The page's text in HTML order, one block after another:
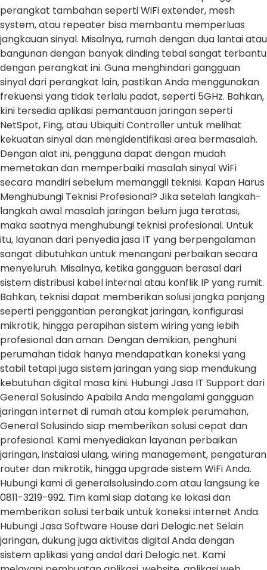
perangkat tambahan seperti WiFi extender, mesh
system, atau repeater bisa membantu memperluas
jangkauan sinyal. Misalnya, rumah dengan dua lantai atau
bangunan dengan banyak dinding tebal sangat terbantu
dengan perangkat ini. Guna menghindari gangguan
sinyal dari perangkat lain, pastikan Anda menggunakan
frekuensi yang tidak terlalu padat, seperti 5GHz. Bahkan,
kini tersedia aplikasi pemantauan jaringan seperti
NetSpot, Fing, atau Ubiquiti Controller untuk melihat
kekuatan sinyal dan mengidentifikasi area bermasalah.
Dengan alat ini, pengguna dapat dengan mudah
memetakan dan memperbaiki masalah sinyal WiFi
secara mandiri sebelum memanggil teknisi. Kapan Harus
Menghubungi Teknisi Profesional? Jika setelah langkah-
langkah awal masalah jaringan belum juga teratasi,
maka saatnya menghubungi teknisi profesional. Untuk
itu, layanan dari penyedia jasa IT yang berpengalaman
sangat dibutuhkan untuk menangani perbaikan secara
menyeluruh. Misalnya, ketika gangguan berasal dari
sistem distribusi kabel internal atau konflik IP yang rumit.
Bahkan, teknisi dapat memberikan solusi jangka panjang
seperti penggantian perangkat jaringan, konfigurasi
mikrotik, hingga perapihan sistem wiring yang lebih
profesional dan aman. Dengan demikian, penghuni
perumahan tidak hanya mendapatkan koneksi yang
stabil tetapi juga sistem jaringan yang siap mendukung
kebutuhan digital masa kini. Hubungi Jasa IT Support dari
General Solusindo Apabila Anda mengalami gangguan
jaringan internet di rumah atau komplek perumahan,
General Solusindo siap memberikan solusi cepat dan
profesional. Kami menyediakan layanan perbaikan
jaringan, instalasi ulang, wiring management, pengaturan
router dan mikrotik, hingga upgrade sistem WiFi Anda.
Hubungi kami di generalsolusindo.com atau langsung ke
0811-3219-992. Tim kami siap datang ke lokasi dan
memberikan solusi terbaik untuk koneksi internet Anda.
Hubungi Jasa Software House dari Delogic.net Selain
jaringan, dukung juga aktivitas digital Anda dengan
sistem aplikasi yang andal dari Delogic.net. Kami